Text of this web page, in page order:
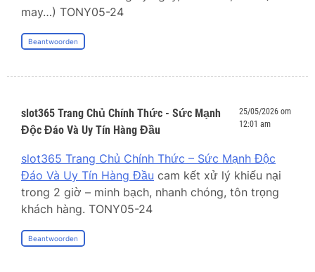
may…) TONY05-24
Beantwoorden
slot365 Trang Chủ Chính Thức - Sức Mạnh
Độc Đáo Và Uy Tín Hàng Đầu
25/05/2026 om
12:01 am
slot365 Trang Chủ Chính Thức – Sức Mạnh Độc
Đáo Và Uy Tín Hàng Đầu cam kết xử lý khiếu nại
trong 2 giờ – minh bạch, nhanh chóng, tôn trọng
khách hàng. TONY05-24
Beantwoorden